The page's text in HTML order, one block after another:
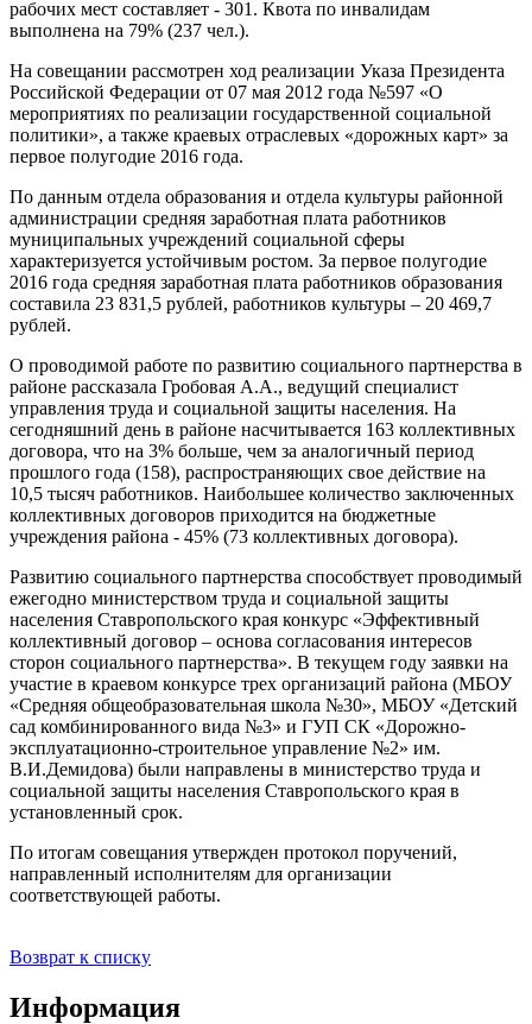
рабочих мест составляет - 301. Квота по инвалидам
выполнена на 79% (237 чел.).
На совещании рассмотрен ход реализации Указа Президента
Российской Федерации от 07 мая 2012 года №597 «О
мероприятиях по реализации государственной социальной
политики», а также краевых отраслевых «дорожных карт» за
первое полугодие 2016 года.
По данным отдела образования и отдела культуры районной
администрации средняя заработная плата работников
муниципальных учреждений социальной сферы
характеризуется устойчивым ростом. За первое полугодие
2016 года средняя заработная плата работников образования
составила 23 831,5 рублей, работников культуры – 20 469,7
рублей.
О проводимой работе по развитию социального партнерства в
районе рассказала Гробовая А.А., ведущий специалист
управления труда и социальной защиты населения. На
сегодняшний день в районе насчитывается 163 коллективных
договора, что на 3% больше, чем за аналогичный период
прошлого года (158), распространяющих свое действие на
10,5 тысяч работников. Наибольшее количество заключенных
коллективных договоров приходится на бюджетные
учреждения района - 45% (73 коллективных договора).
Развитию социального партнерства способствует проводимый
ежегодно министерством труда и социальной защиты
населения Ставропольского края конкурс «Эффективный
коллективный договор – основа согласования интересов
сторон социального партнерства». В текущем году заявки на
участие в краевом конкурсе трех организаций района (МБОУ
«Средняя общеобразовательная школа №30», МБОУ «Детский
сад комбинированного вида №3» и ГУП СК «Дорожно-
эксплуатационно-строительное управление №2» им.
В.И.Демидова) были направлены в министерство труда и
социальной защиты населения Ставропольского края в
установленный срок.
По итогам совещания утвержден протокол поручений,
направленный исполнителям для организации
соответствующей работы.
Возврат к списку
Информация